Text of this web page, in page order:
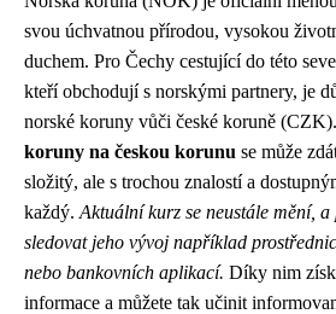
svou úchvatnou přírodou, vysokou
duchem. Pro Čechy cestující do této
kteří obchodují s norskými partnery, je
norské koruny vůči české koruně (CZK).
koruny na českou korunu se může
složitý, ale s trochou znalostí a
každý. Aktuální kurz se neustále mění,
sledovat jeho vývoj například
nebo bankovních aplikací. Díky nim
informace a můžete tak učinit